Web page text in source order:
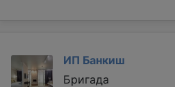
ИП Банкиш
Бригада